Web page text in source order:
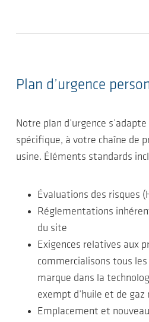
Plan d’urgence
Notre plan d’urgence
spécifique, à votre chaîne de
usine. Éléments standards
Évaluations des risques
Réglementations
du site
Exigences relatives aux
commercialisons tous
marque dans la
exempt d’huile et de gaz
Emplacement et